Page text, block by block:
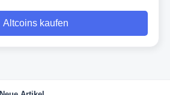
Altcoins kaufen